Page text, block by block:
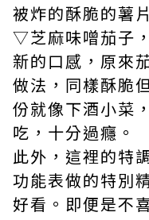
被炸的酥脆的薯
▽芝麻味噌茄子
新的口感，原來
做法，同樣酥脆
份就像下酒小菜
吃，十分過癮。
此外，這裡的特
功能表做的特別
好看。即便是不